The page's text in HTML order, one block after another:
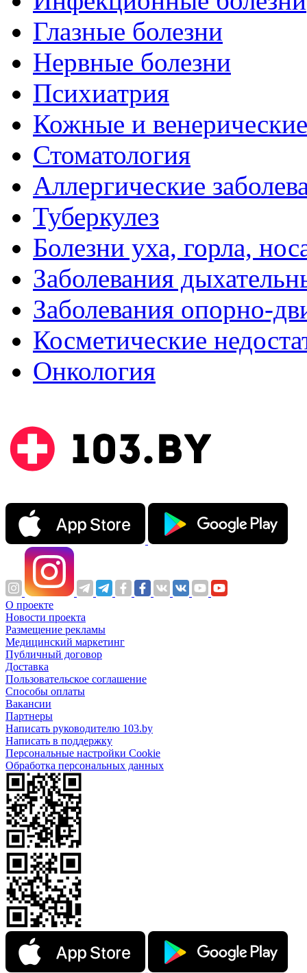
Глазные болезни
Нервные болезни
Психиатрия
Кожные и
Стоматология
Аллергические
Туберкулез
Болезни уха, горла,
Заболевания
Заболевания опорно-
Косметические
Онкология
О проекте
Новости проекта
Размещение рекламы
Медицинский маркетинг
Публичный договор
Доставка
Пользовательское соглашение
Способы оплаты
Вакансии
Партнеры
Написать руководителю 103.by
Написать в поддержку
Персональные настройки Cookie
Обработка персональных данных